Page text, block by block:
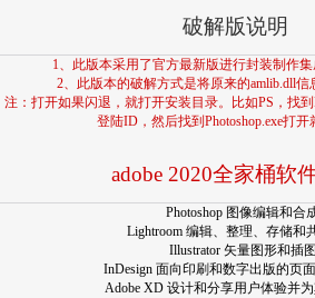
破解版说明
1、此版本采用了官方最新版进行封装制作
2、此版本的破解方式是将原来的amlib.dll信
注：打开如果闪退，就打开安装目录。比如PS，找到
登陆ID，然后找到Photoshop.exe打开
adobe 2020全家桶软
Photoshop 图像编辑和合
Lightroom 编辑、整理、存储和
Illustrator 矢量图形和插图
InDesign 面向印刷和数字出版的页
Adobe XD 设计和分享用户体验并为